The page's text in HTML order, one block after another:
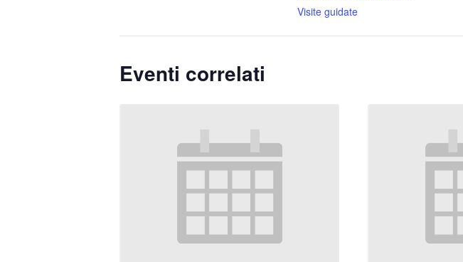
Visite guidate
Eventi correlati